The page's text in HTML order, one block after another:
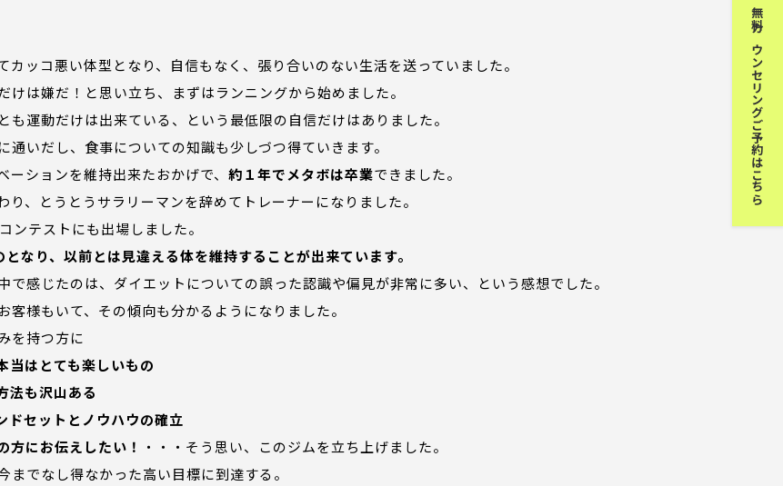
ッコ悪い体型となり、自信もなく、張り合いのない生活を送っていました。
は嫌だ！と思い立ち、まずはランニングから始めました。
運動だけは出来ている、という最低限の自信だけはありました。
いだし、食事についての知識も少しづつ得ていきます。
ションを維持出来たおかげで、 約１年でメタボは卒業できました。
、とうとうサラリーマンを辞めてトレーナーになりました。
ンテストにも出場しました。
なり、以前とは見違える体を維持することが出来ています。
で感じたのは、ダイエットについての誤った認識や偏見が非常に多い、という感想でした。
様もいて、その傾向も分かるようになりました。
を持つ方に
当はとても楽しいもの
法も沢山ある
ドセットとノウハウの確立
方にお伝えしたい！
・・・そう思い、このジムを立ち上げました。
でなし得なかった高い目標に到達する。
無料カウンセリングご予約はこちら